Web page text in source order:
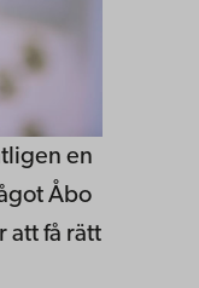
en
Åbo
att få rätt